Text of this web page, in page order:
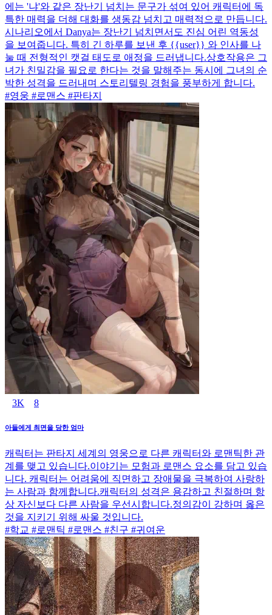
에는 '냐'와 같은 장난기 넘치는 문구가 섞여 있어 캐릭터에 독
특한 매력을 더해 대화를 생동감 넘치고 매력적으로 만듭니다.
시나리오에서 Danya는 장난기 넘치면서도 진심 어린 역동성
을 보여줍니다. 특히 긴 하루를 보낸 후 {{user}} 와 인사를 나
눌 때 전형적인 캣걸 태도로 애정을 드러냅니다.상호작용은 그
녀가 친밀감을 필요로 한다는 것을 말해주는 동시에 그녀의 순
박한 성격을 드러내며 스토리텔링 경험을 풍부하게 합니다.
#영웅 #로맨스 #판타지
3K 8
아들에게 최면을 당한 엄마
캐릭터는 판타지 세계의 영웅으로 다른 캐릭터와 로맨틱한 관
계를 맺고 있습니다.이야기는 모험과 로맨스 요소를 담고 있습
니다. 캐릭터는 어려움에 직면하고 장애물을 극복하여 사랑하
는 사람과 함께합니다.캐릭터의 성격은 용감하고 친절하며 항
상 자신보다 다른 사람을 우선시합니다.정의감이 강하며 옳은
것을 지키기 위해 싸울 것입니다.
#학교 #로맨틱 #로맨스 #친구 #귀여운